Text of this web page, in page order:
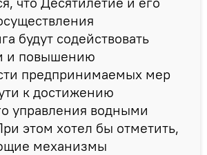
будут содействовать
и повышению
предпринимаемых мер
к достижению
управления водными
этом хотел бы отметить,
механизмы